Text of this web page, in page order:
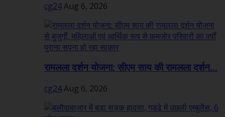
cg24Aug 6, 2026
रामलला दर्शन योजना: सीएम साय की रामलला दर्शन...
cg24Aug 6, 2026